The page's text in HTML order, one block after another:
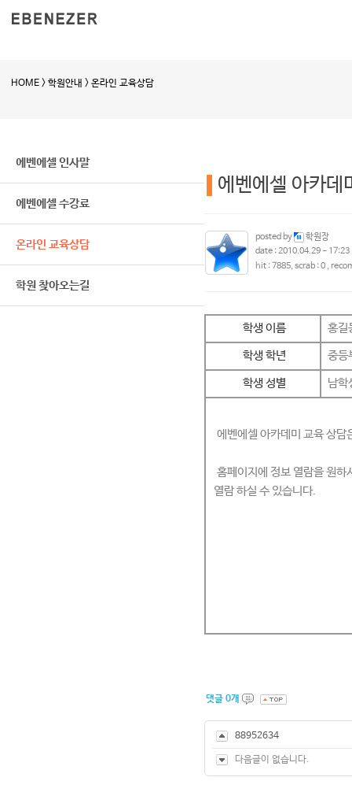
HOME > 학원안내 > 온라인 교육상담
에벤에셀 인사말
에벤에셀 수강료
온라인 교육상담
학원 찾아오는길
에벤에셀 아카데
posted by
학원장
date :2010.04.29 -
hit : 7885, scrab : 0 ,
학생 이름 홍길
학생 학년 중
학생 성별 남
에벤에셀 아카데미 교육 상
홈페이지에 정보 열람을 원
열람 하실 수 있습니다.
댓글 0개
88952634
다음글이 없습니다.